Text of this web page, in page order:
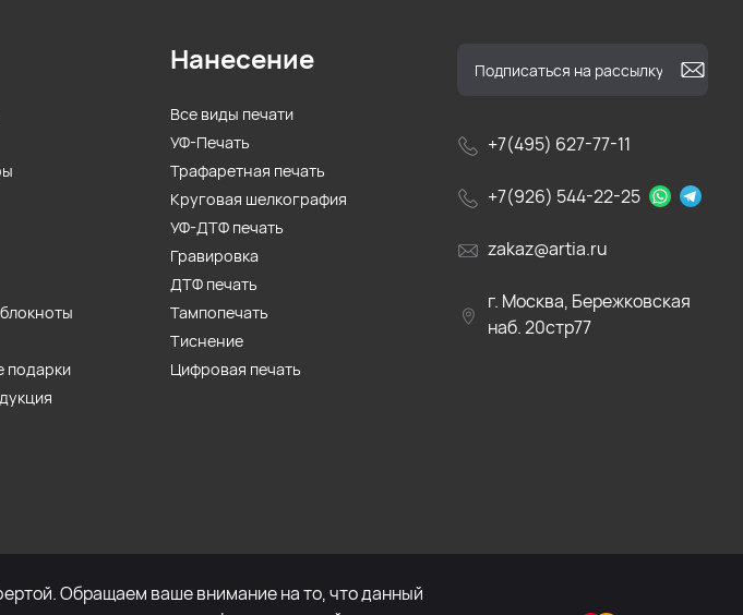
+7(495) 627-77-11
+7(926) 544-22-25
zakaz@artia.ru
г. Москва, Бережковская
наб. 20стр77
подарки
Нанесение
Все виды печати
УФ-Печать
Трафаретная печать
Круговая шелкография
УФ-ДТФ печать
Гравировка
ДТФ печать
Тампопечать
Тиснение
Цифровая печать
Обращаем ваше внимание на то, что данный